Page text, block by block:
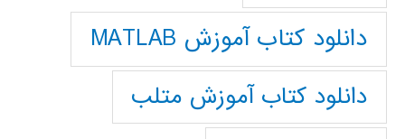
دانلود کتاب آموزش MATLAB
دانلود کتاب آموزش متلب